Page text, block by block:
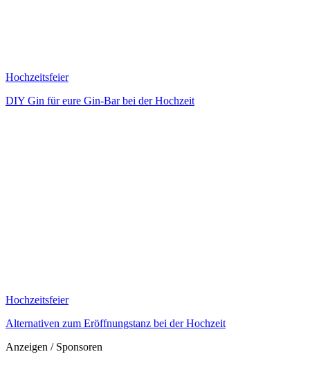
Hochzeitsfeier
DIY Gin für eure Gin-Bar bei der Hochzeit
Hochzeitsfeier
Alternativen zum Eröffnungstanz bei der Hochzeit
Anzeigen / Sponsoren